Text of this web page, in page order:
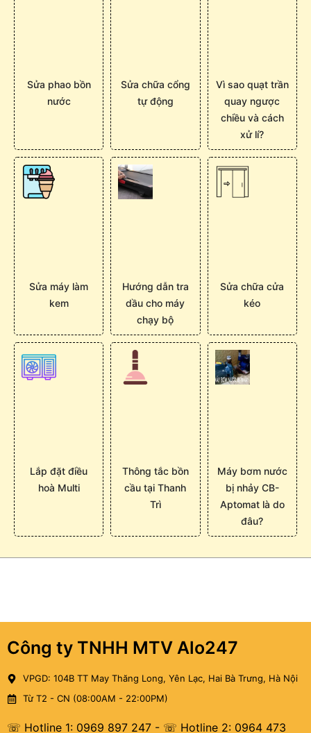
Sửa phao bồn
nước
Sửa chữa cổng
tự động
Vì sao quạt trần
quay ngược
chiều và cách
xử lí?
Sửa máy làm
kem
Hướng dẫn tra
dầu cho máy
chạy bộ
Sửa chữa cửa
kéo
Lắp đặt điều
hoà Multi
Thông tắc bồn
cầu tại Thanh
Trì
Máy bơm nước
bị nhảy CB-
Aptomat là do
đâu?
Công ty TNHH MTV Alo247
VPGD: 104B TT May Thăng Long, Yên Lạc, Hai Bà Trưng, Hà Nội
Từ T2 - CN (08:00AM - 22:00PM)
☏ Hotline 1: 0969 897 247 - ☏ Hotline 2: 0964 473